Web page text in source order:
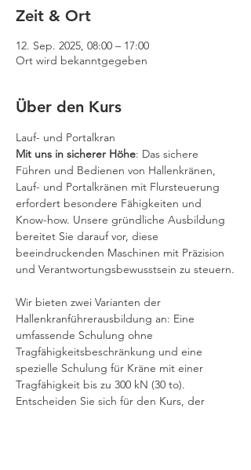
Zeit & Ort
12. Sep. 2025, 08:00 – 17:00
Ort wird bekanntgegeben
Über den Kurs
Lauf- und Portalkran
Mit uns in sicherer Höhe: Das sichere
Führen und Bedienen von Hallenkränen,
Lauf- und Portalkränen mit Flursteuerung
erfordert besondere Fähigkeiten und
Know-how. Unsere gründliche Ausbildung
bereitet Sie darauf vor, diese
beeindruckenden Maschinen mit Präzision
und Verantwortungsbewusstsein zu steuern.
Wir bieten zwei Varianten der
Hallenkranführerausbildung an: Eine
umfassende Schulung ohne
Tragfähigkeitsbeschränkung und eine
spezielle Schulung für Kräne mit einer
Tragfähigkeit bis zu 300 kN (30 to).
Entscheiden Sie sich für den Kurs, der